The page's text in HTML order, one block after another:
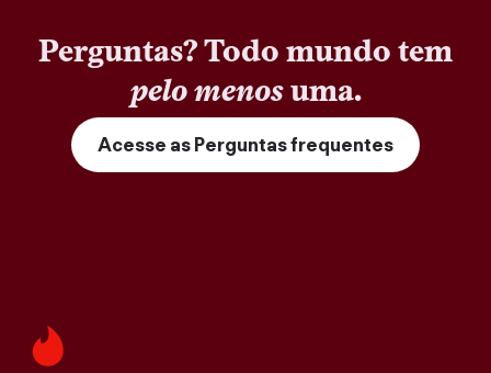
Perguntas? Todo mundo tem
pelo menosuma.
Acesse as Perguntas frequentes